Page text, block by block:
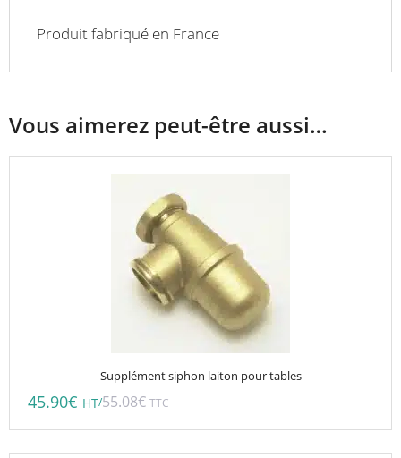
Produit fabriqué en France
Vous aimerez peut-être aussi…
Supplément siphon laiton pour tables
45.90€ HT/55.08€ TTC